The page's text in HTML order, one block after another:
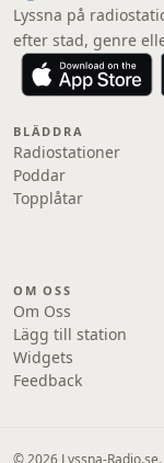
Lyssna på
efter stad, genre
BLÄDDRA
Radiostationer
Poddar
Topplåtar
OM OSS
Om Oss
Lägg till station
Widgets
Feedback
© 2026 Lyssna-